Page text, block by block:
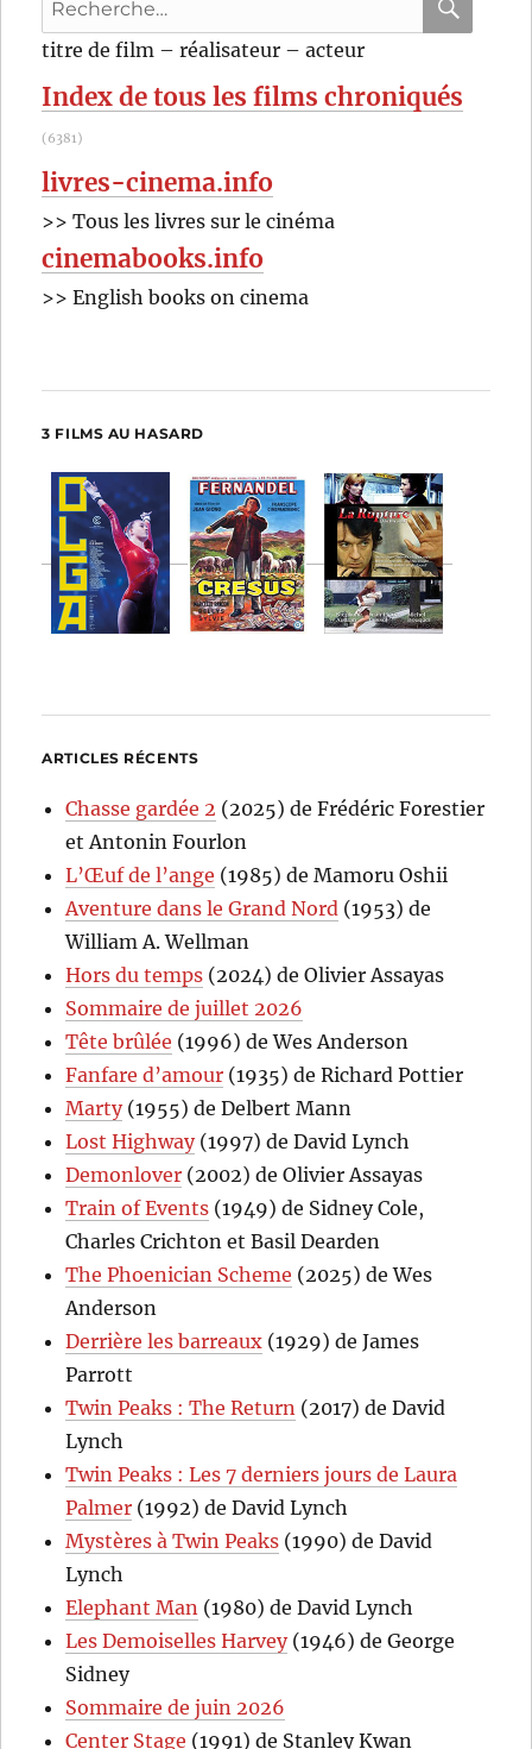
pour
titre de film – réalisateur – acteur
Index de tous les films chroniqués
(6381)
livres-cinema.info
>> Tous les livres sur le cinéma
cinemabooks.info
>> English books on cinema
3 FILMS AU HASARD
ARTICLES RÉCENTS
Chasse gardée 2 (2025) de Frédéric Forestier
et Antonin Fourlon
L’Œuf de l’ange (1985) de Mamoru Oshii
Aventure dans le Grand Nord (1953) de
William A. Wellman
Hors du temps (2024) de Olivier Assayas
Sommaire de juillet 2026
Tête brûlée (1996) de Wes Anderson
Fanfare d’amour (1935) de Richard Pottier
Marty(1955) de Delbert Mann
Lost Highway(1997) de David Lynch
Demonlover (2002) de Olivier Assayas
Train of Events (1949) de Sidney Cole,
Charles Crichton et Basil Dearden
The Phoenician Scheme (2025) de Wes
Anderson
Derrière les barreaux (1929) de James
Parrott
Twin Peaks : The Return (2017) de David
Lynch
Twin Peaks : Les 7 derniers jours de Laura
Palmer (1992) de David Lynch
Mystères à Twin Peaks (1990) de David
Lynch
Elephant Man (1980) de David Lynch
Les Demoiselles Harvey(1946) de George
Sidney
Sommaire de juin 2026
Center Stage (1991) de Stanley Kwan